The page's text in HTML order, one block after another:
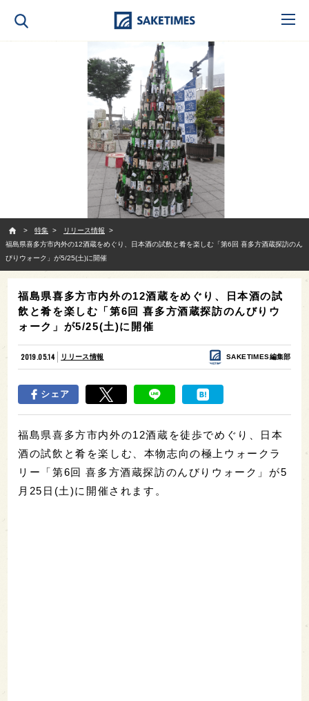
特集
リリース情報
福島県喜多方市内外の12酒蔵をめぐり、日本酒の試飲と肴を楽しむ「第6回 喜多方酒蔵探訪のん
びりウォーク」が5/25(土)に開催
福島県喜多方市内外の12酒蔵をめぐり、日本酒の試
飲と肴を楽しむ「第6回 喜多方酒蔵探訪のんびりウ
ォーク」が5/25(土)に開催
2019.05.14 リリース情報 SAKETIMES編集部
シェア
福島県喜多方市内外の12酒蔵を徒歩でめぐり、日本
酒の試飲と肴を楽しむ、本物志向の極上ウォークラ
リー「第6回 喜多方酒蔵探訪のんびりウォーク」が5
月25日(土)に開催されます。